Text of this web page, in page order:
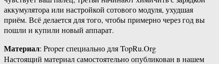
аккумулятора или настройкой сотового модуля, ухудшая
приём. Всё делается для того, чтобы примерно через год вы
пошли и купили новый аппарат.
Материал: Proper специально для TopRu.Org
Настоящий материал самостоятельно опубликован в нашем